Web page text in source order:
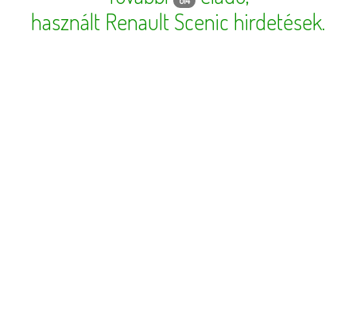
használt Renault Scenic hirdetések.